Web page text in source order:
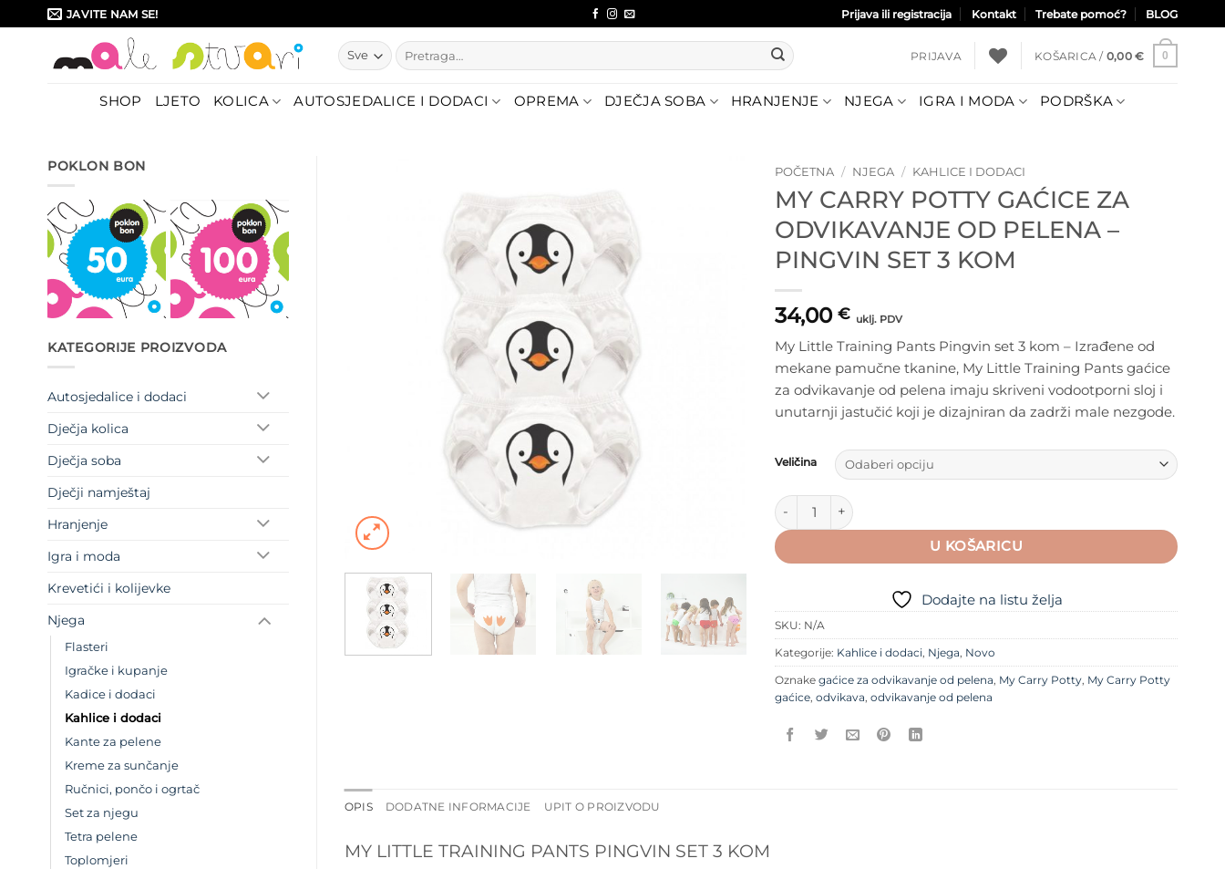
to
JAVITE NAM SE! Prijava ili registracija Kontakt Trebate pomoć? BLOG
Pretraži:
PRIJAVA KOŠARICA / 0,00 € 0
SHOP LJETO KOLICA AUTOSJEDALICE I DODACI OPREMA DJEČJA SOBA HRANJENJE NJEGA IGRA I MODA PODRŠKA
POKLON BON
KATEGORIJE PROIZVODA
Autosjedalice i dodaci
Dječja kolica
Dječja soba
Dječji namještaj
Hranjenje
Igra i moda
Krevetići i kolijevke
Njega
Flasteri
Igračke i kupanje
Kadice i dodaci
Kahlice i dodaci
Kante za pelene
Kreme za sunčanje
Ručnici, pončo i ogrtač
Set za njegu
Tetra pelene
Toplomjeri
POČETNA / NJEGA / KAHLICE I DODACI
MY CARRY POTTY GAĆICE ZA
ODVIKAVANJE OD PELENA –
PINGVIN SET 3 KOM
34,00 € uklj. PDV
My Little Training Pants Pingvin set 3 kom – Izrađene od
mekane pamučne tkanine, My Little Training Pants gaćice
za odvikavanje od pelena imaju skriveni vodootporni sloj i
unutarnji jastučić koji je dizajniran da zadrži male nezgode.
Veličina
My Carry Potty gaćice za odvikavanje od pelena - Pingvin set 3 kom
U KOŠARICU
Dodajte na listu želja
SKU: N/A
Kategorije: Kahlice i dodaci, Njega, Novo
Oznake gaćice za odvikavanje od pelena, My Carry Potty, My Carry Potty
gaćice, odvikava, odvikavanje od pelena
OPIS DODATNE INFORMACIJE UPIT O PROIZVODU
MY LITTLE TRAINING PANTS PINGVIN SET 3 KOM